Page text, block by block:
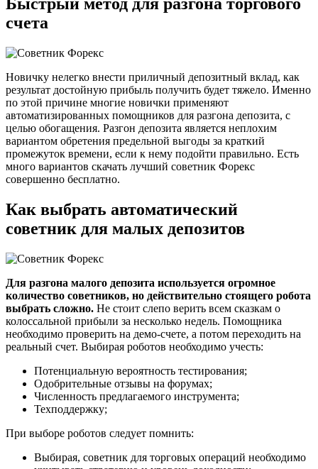
Быстрый метод для разгона торгового
счета
Новичку нелегко внести приличный депозитный вклад, как
результат достойную прибыль получить будет тяжело. Именно
по этой причине многие новички применяют
автоматизированных помощников для разгона депозита, с
целью обогащения. Разгон депозита является неплохим
вариантом обретения предельной выгоды за краткий
промежуток времени, если к нему подойти правильно. Есть
много вариантов скачать лучший советник Форекс
совершенно бесплатно.
Как выбрать автоматический
советник для малых депозитов
Для разгона малого депозита используется огромное
количество советников, но действительно стоящего робота
выбрать сложно. Не стоит слепо верить всем сказкам о
колоссальной прибыли за несколько недель. Помощника
необходимо проверить на демо-счете, а потом переходить на
реальный счет. Выбирая роботов необходимо учесть:
Потенциальную вероятность тестирования;
Одобрительные отзывы на форумах;
Численность предлагаемого инструмента;
Техподдержку;
При выборе роботов следует помнить:
Выбирая, советник для торговых операций необходимо